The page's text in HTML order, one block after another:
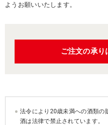
ようお願いいたします。
ご注文の承り
法令により20歳未満への酒類の
酒は法律で禁止されています。